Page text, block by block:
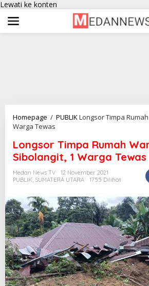
Lewati ke konten
Homepage / PUBLIKLongsor Timpa
Warga Tewas
Longsor Timpa Rumah
Sibolangit, 1 Warga Tewas
Medan News TV
12 November 2021
PUBLIK, SUMATERA UTARA 1755 Dilihat